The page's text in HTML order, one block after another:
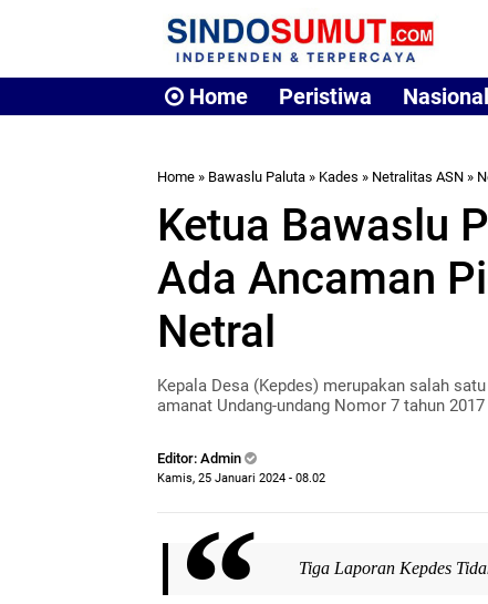
Home Peristiwa Nasional
Home » Bawaslu Paluta » Kades » Netralitas ASN »
Ketua Bawaslu
Ada Ancaman
Netral
Kepala Desa (Kepdes) merupakan salah
amanat Undang-undang Nomor 7 tahun 2017
Editor: Admin
Kamis, 25 Januari 2024 - 08.02
Tiga Laporan Kepdes